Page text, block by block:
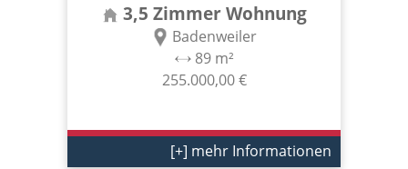
3,5 Zimmer Wohnung
Badenweiler
89 m²
255.000,00 €
[+] mehr Informationen